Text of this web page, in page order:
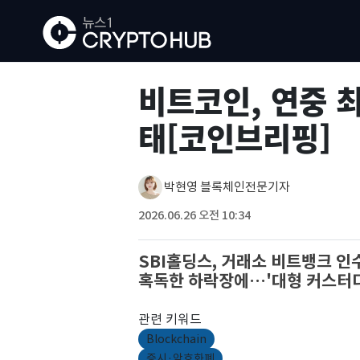
비트코인, 연중
태[코인브리핑]
박현영 블록체인전문기자
2026.06.26 오전 10:34
SBI홀딩스, 거래소 비트뱅크
혹독한 하락장에…'대형 커스터
관련 키워드
Blockchain